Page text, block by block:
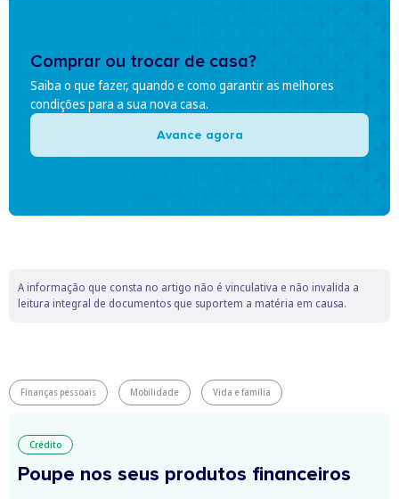
Comprar ou trocar de casa?
Saiba o que fazer, quando e como garantir as melhores
condições para a sua nova casa.
Avance agora
A informação que consta no artigo não é vinculativa e não invalida a
leitura integral de documentos que suportem a matéria em causa.
Finanças pessoais Mobilidade Vida e família
Crédito
Poupe nos seus produtos financeiros